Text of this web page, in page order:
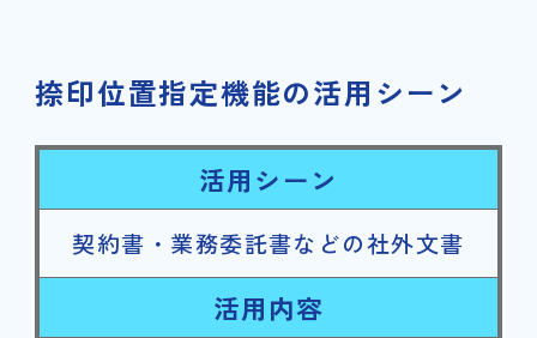
捺印位置指定機能の活用シーン
活用シーン
契約書・業務委託書などの社外文書
活用内容